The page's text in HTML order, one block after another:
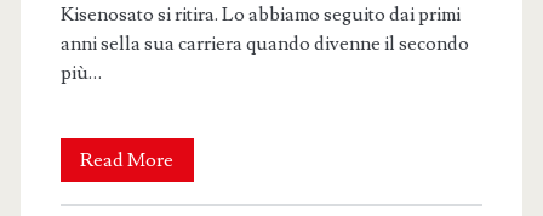
Kisenosato si ritira. Lo abbiamo seguito dai primi
anni sella sua carriera quando divenne il secondo
più…
Read More
addio